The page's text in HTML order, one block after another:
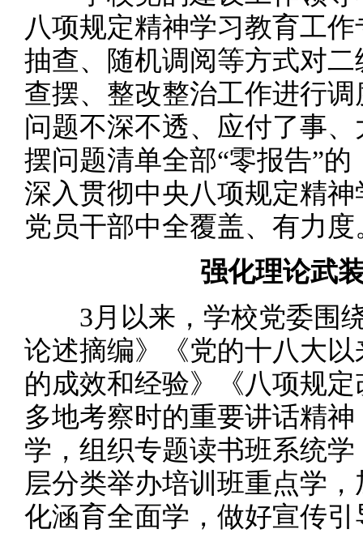
八项规定精神学习教育工
抽查、随机调阅等方式对
查摆、整改整治工作进行
问题不深不透、应付了事
摆问题清单全部“零报告”
深入贯彻中央八项规定精
党员干部中全覆盖、有力度
强化理论武
3月以来，学校党委围绕
论述摘编》《党的十八大
的成效和经验》《八项规
多地考察时的重要讲话精
学，组织专题读书班系统
层分类举办培训班重点学
化涵育全面学，做好宣传